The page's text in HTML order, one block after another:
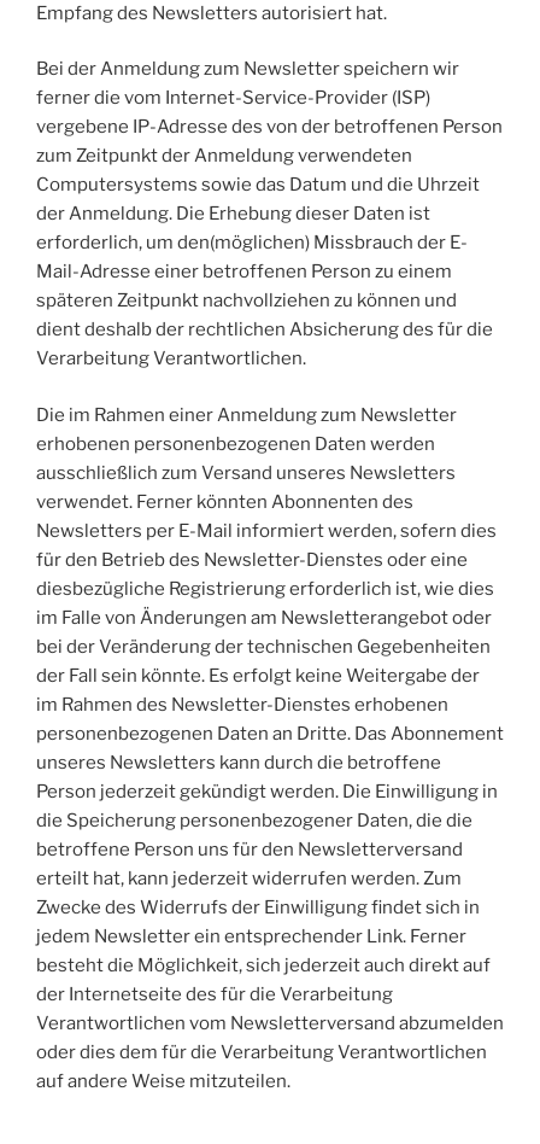
Empfang des Newsletters autorisiert hat.
Bei der Anmeldung zum Newsletter speichern wir
ferner die vom Internet-Service-Provider (ISP)
vergebene IP-Adresse des von der betroffenen Person
zum Zeitpunkt der Anmeldung verwendeten
Computersystems sowie das Datum und die Uhrzeit
der Anmeldung. Die Erhebung dieser Daten ist
erforderlich, um den(möglichen) Missbrauch der E-
Mail-Adresse einer betroffenen Person zu einem
späteren Zeitpunkt nachvollziehen zu können und
dient deshalb der rechtlichen Absicherung des für die
Verarbeitung Verantwortlichen.
Die im Rahmen einer Anmeldung zum Newsletter
erhobenen personenbezogenen Daten werden
ausschließlich zum Versand unseres Newsletters
verwendet. Ferner könnten Abonnenten des
Newsletters per E-Mail informiert werden, sofern dies
für den Betrieb des Newsletter-Dienstes oder eine
diesbezügliche Registrierung erforderlich ist, wie dies
im Falle von Änderungen am Newsletterangebot oder
bei der Veränderung der technischen Gegebenheiten
der Fall sein könnte. Es erfolgt keine Weitergabe der
im Rahmen des Newsletter-Dienstes erhobenen
personenbezogenen Daten an Dritte. Das Abonnement
unseres Newsletters kann durch die betroffene
Person jederzeit gekündigt werden. Die Einwilligung in
die Speicherung personenbezogener Daten, die die
betroffene Person uns für den Newsletterversand
erteilt hat, kann jederzeit widerrufen werden. Zum
Zwecke des Widerrufs der Einwilligung findet sich in
jedem Newsletter ein entsprechender Link. Ferner
besteht die Möglichkeit, sich jederzeit auch direkt auf
der Internetseite des für die Verarbeitung
Verantwortlichen vom Newsletterversand abzumelden
oder dies dem für die Verarbeitung Verantwortlichen
auf andere Weise mitzuteilen.